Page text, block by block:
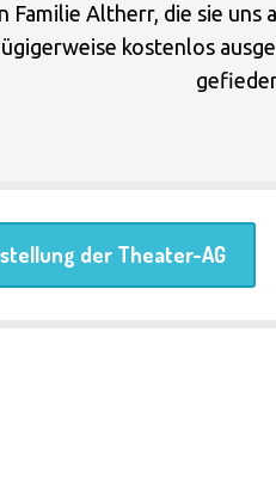
Familie Altherr, die sie uns
kostenlos
der Theater-AG